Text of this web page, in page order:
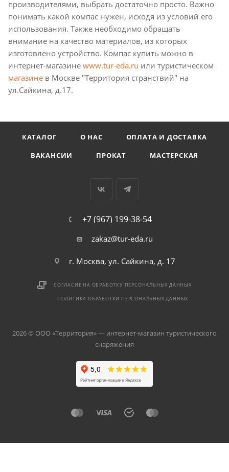
производителями, выбрать достаточно просто. Важно
понимать какой компас нужен, исходя из условий его
использования. Также необходимо обращать
внимание на качество материалов, из которых
изготовлено устройство. Компас купить можно в
интернет-магазине www.tur-eda.ru или туристическом
магазине в Москве "Территория странствий" на
ул.Сайкина, д.17.
КАТАЛОГ О НАС
ОПЛАТА И ДОСТАВКА
ВАКАНСИИ
ПРОКАТ МАСТЕРСКАЯ
+7 (967) 199-38-54
zakaz@tur-eda.ru
г. Москва, ул. Сайкина, д. 17
СОГЛАСИЕ НА ОБРАБОТКУ ПЕРСОНАЛЬНЫХ ДАННЫХ
ПОЛИТИКА ОБРАБОТКИ ПЕРСОНАЛЬНЫХ ДАННЫХ
2026 © ООО «Территория» — интернет-магазин туристического
снаряжения